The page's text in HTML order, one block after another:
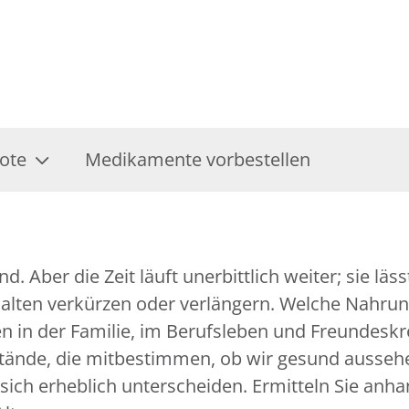
Medikamente vorbestellen
Aber die Zeit läuft unerbittlich weiter; sie
verkürzen oder verlängern. Welche
in der Familie, im Berufsleben und
die mitbestimmen, ob wir gesund
erheblich unterscheiden. Ermitteln Sie